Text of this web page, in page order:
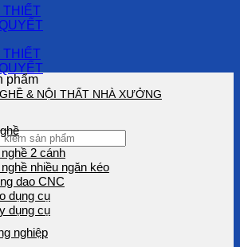
phẩm
& NỘI THẤT NHÀ XƯỞNG
2 cánh
nhiều ngăn kéo
dao CNC
dụng cụ
dụng cụ
nghiệp